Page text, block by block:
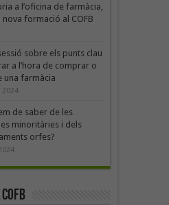
a l’oficina de farmàcia,
nova formació al COFB
sobre els punts clau
a l’hora de comprar o
una farmàcia
2024
de saber de les
minoritàries i dels
orfes?